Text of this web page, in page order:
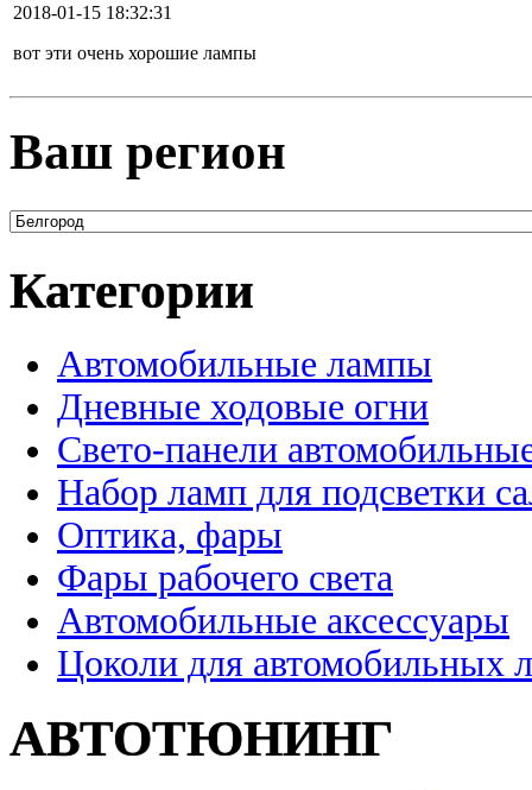
2018-01-15 18:32:31
вот эти очень хорошие лампы
Ваш регион
Категории
Автомобильные лампы
Дневные ходовые огни
Свето-панели
Набор ламп для подсветки
Оптика, фары
Фары рабочего света
Автомобильные аксессуары
Цоколи для автомобильных
АВТОТЮНИНГ